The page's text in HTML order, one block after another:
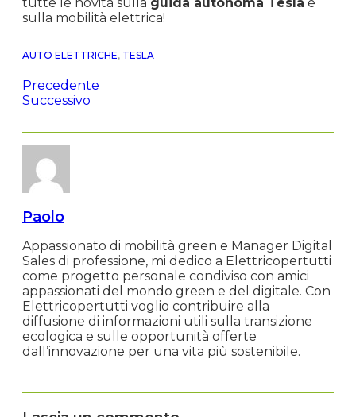
sulla mobilità elettrica!
AUTO ELETTRICHE, TESLA
Precedente
Successivo
Paolo
Appassionato di mobilità green e Manager Digital
Sales di professione, mi dedico a Elettricopertutti
come progetto personale condiviso con amici
appassionati del mondo green e del digitale. Con
Elettricopertutti voglio contribuire alla
diffusione di informazioni utili sulla transizione
ecologica e sulle opportunità offerte
dall’innovazione per una vita più sostenibile.